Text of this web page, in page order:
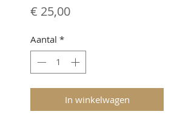
€ 25,00Prijs
Aantal *
In winkelwagen